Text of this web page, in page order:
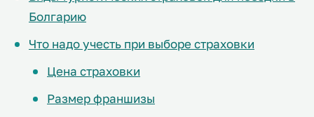
Болгарию
Что надо учесть при выборе страховки
Цена страховки
Размер франшизы